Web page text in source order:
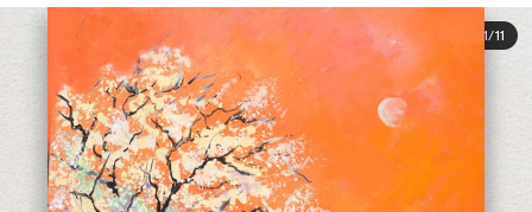
1/11